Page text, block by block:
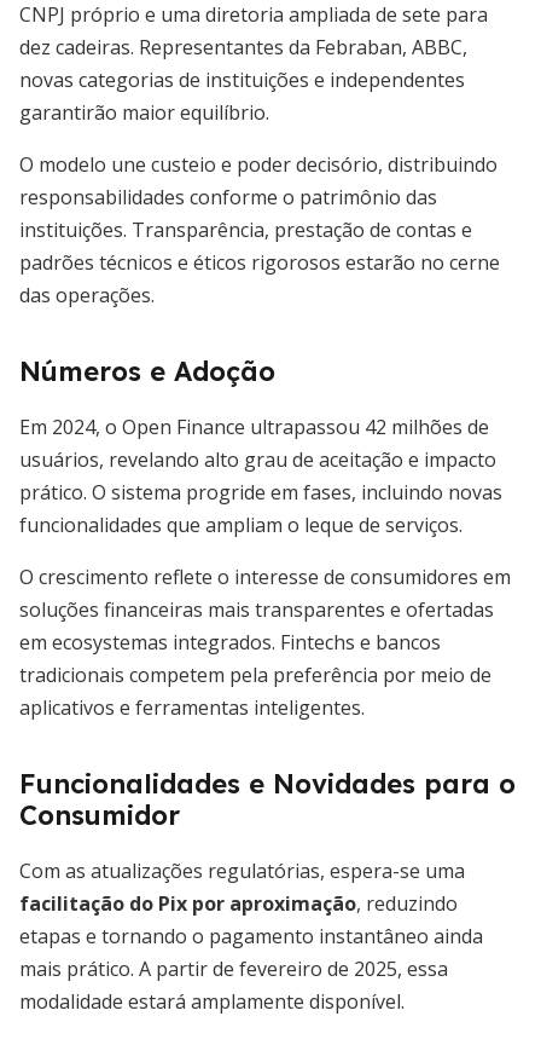
CNPJ próprio e uma diretoria ampliada de sete para
dez cadeiras. Representantes da Febraban, ABBC,
novas categorias de instituições e independentes
garantirão maior equilíbrio.
O modelo une custeio e poder decisório, distribuindo
responsabilidades conforme o patrimônio das
instituições. Transparência, prestação de contas e
padrões técnicos e éticos rigorosos estarão no cerne
das operações.
Números e Adoção
Em 2024, o Open Finance ultrapassou 42 milhões de
usuários, revelando alto grau de aceitação e impacto
prático. O sistema progride em fases, incluindo novas
funcionalidades que ampliam o leque de serviços.
O crescimento reflete o interesse de consumidores em
soluções financeiras mais transparentes e ofertadas
em ecosystemas integrados. Fintechs e bancos
tradicionais competem pela preferência por meio de
aplicativos e ferramentas inteligentes.
Funcionalidades e Novidades para o
Consumidor
Com as atualizações regulatórias, espera-se uma
facilitação do Pix por aproximação, reduzindo
etapas e tornando o pagamento instantâneo ainda
mais prático. A partir de fevereiro de 2025, essa
modalidade estará amplamente disponível.